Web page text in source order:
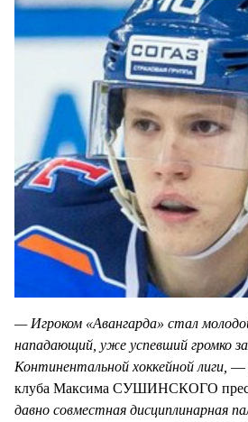
— Игроком «Авангарда» стал
нападающий, уже успевший громко
Континентальной хоккейной лиги, —
клуба Максима СУШИНСКОГО
давно совместная дисциплинарная